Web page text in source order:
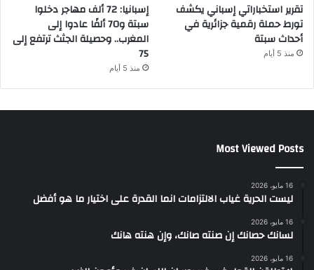
تقرير استخباراتي إسباني يكشف
تورط حملة رقمية جزائرية في
أحداث سبتة
منذ 5 أيام
إسبانيا: 72 ألف مهاجر دخلوا
سبتة و70 ألفًا عادوا إلى
المغرب.. وحصيلة الجثث ترتفع إلى
75
منذ 5 أيام
Most Viewed Posts
16 مايو، 2026
ليست الحرية غياب الالتزامات انما القدرة على اختيار ما هو أفضل
16 مايو، 2026
لسانك حصانك إن صنته صانك، وإن هنته هانك
16 مايو، 2026